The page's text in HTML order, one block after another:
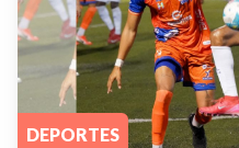
DEPORTES